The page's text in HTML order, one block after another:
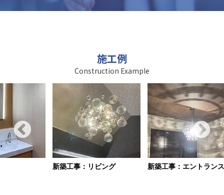
施工例
Construction Example
新築工事：リビング 新築工事：エントランス